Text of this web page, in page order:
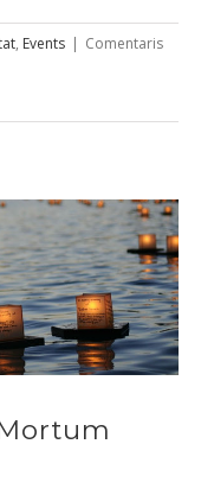
, Events | Comentaris